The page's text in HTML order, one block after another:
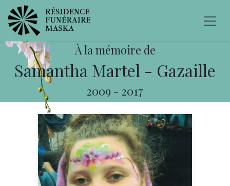
À la mémoire de
Samantha Martel - Gazaille
2009 - 2017